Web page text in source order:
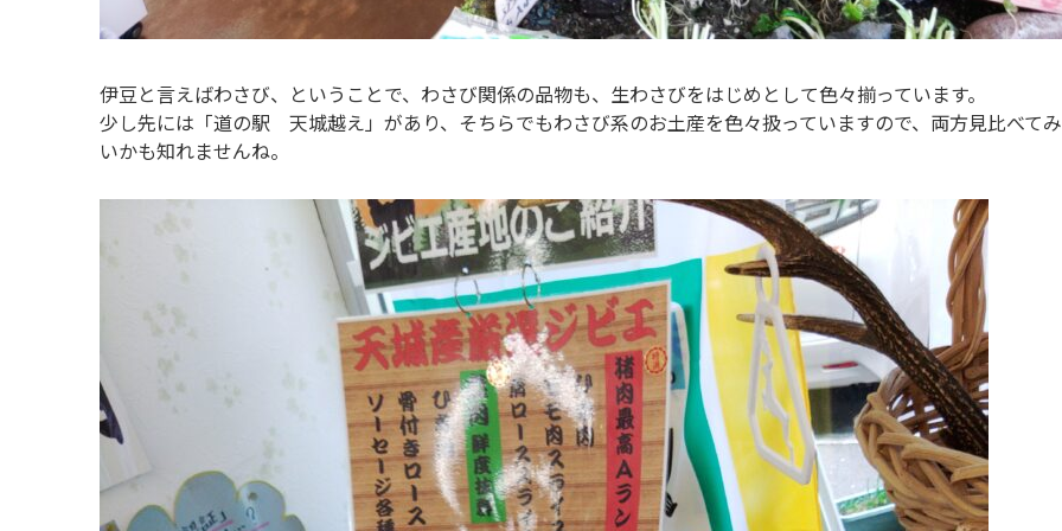
伊豆と言えばわさび、ということで、わさび関係の品物も、生わさびをはじめとして色々揃っています。
少し先には「道の駅 天城越え」があり、そちらでもわさび系のお土産を色々扱っていますので、両方見比べて
いかも知れませんね。